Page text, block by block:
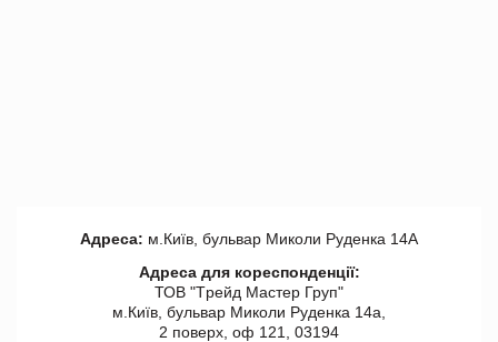
Адреса: м.Київ, бульвар Миколи Руденка 14А
Адреса для кореспонденції:
ТОВ "Tрейд Мастер Груп"
м.Київ, бульвар Миколи Руденка 14а,
2 поверх, оф 121, 03194